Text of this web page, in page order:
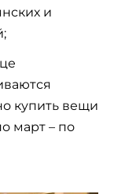
и
купить вещи
март – по